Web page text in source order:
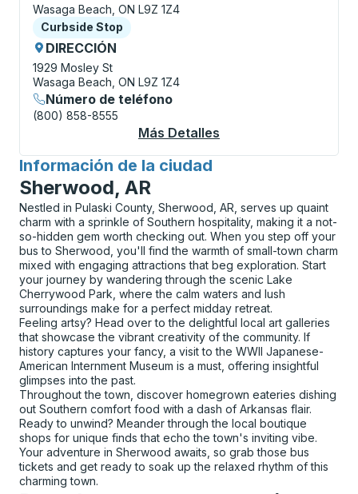
Wasaga Beach, ON L9Z 1Z4
Curbside Stop
Curbside Stop
DIRECCIÓN
1929 Mosley St
Wasaga Beach, ON L9Z 1Z4
Número de teléfono
(800) 858-8555
Más Detalles
Información de la ciudad
para
Sherwood, AR
Nestled in Pulaski County, Sherwood, AR, serves up quaint
charm with a sprinkle of Southern hospitality, making it a not-
so-hidden gem worth checking out. When you step off your
bus to Sherwood, you'll find the warmth of small-town charm
mixed with engaging attractions that beg exploration. Start
your journey by wandering through the scenic Lake
Cherrywood Park, where the calm waters and lush
surroundings make for a perfect midday retreat.
Feeling artsy? Head over to the delightful local art galleries
that showcase the vibrant creativity of the community. If
history captures your fancy, a visit to the WWII Japanese-
American Internment Museum is a must, offering insightful
glimpses into the past.
Throughout the town, discover homegrown eateries dishing
out Southern comfort food with a dash of Arkansas flair.
Ready to unwind? Meander through the local boutique
shops for unique finds that echo the town's inviting vibe.
Your adventure in Sherwood awaits, so grab those bus
tickets and get ready to soak up the relaxed rhythm of this
charming town.